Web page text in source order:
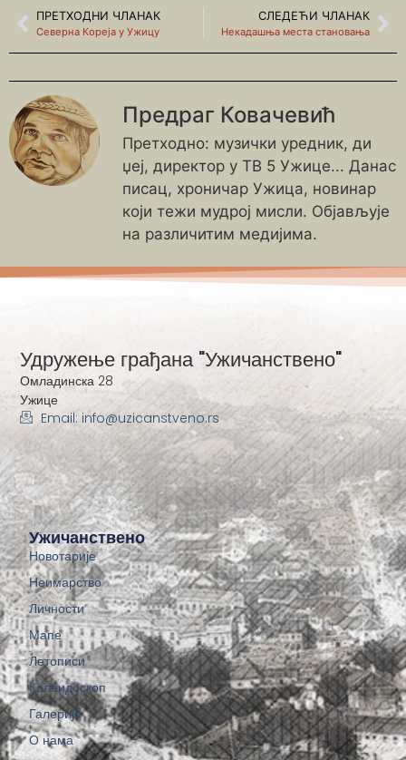
ПРЕТХОДНИ ЧЛАНАК
Северна Кореја у Ужицу
СЛЕДЕЋИ ЧЛАНАК
Некадашња места становања
Предраг Ковачевић
Претходно: музички уредник, ди
џеј, директор у ТВ 5 Ужице... Данас
писац, хроничар Ужица, новинар
који тежи мудрој мисли. Објављује
на различитим медијима.
Ужичанствено
Новотарије
Неимарство
Личности
Мапе
Летописи
Калеидоскоп
Галерије
О нама
Удружење грађана "Ужичанствено"
Омладинска 28
Ужице
Email: info@uzicanstveno.rs